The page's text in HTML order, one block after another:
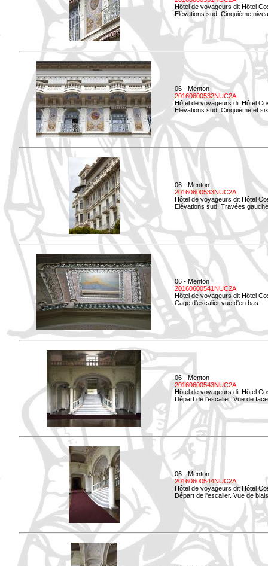
Hôtel de voyageurs dit Hôtel
Elévations sud. Cinquième
06 - Menton
20160600532NUC2A
Hôtel de voyageurs dit Hôtel
Elévations sud. Cinquième et
06 - Menton
20160600533NUC2A
Hôtel de voyageurs dit Hôtel
Elévations sud. Travées
06 - Menton
20160600541NUC2A
Hôtel de voyageurs dit Hôtel
Cage d'escalier vue d'en bas.
06 - Menton
20160600543NUC2A
Hôtel de voyageurs dit Hôtel
Départ de l'escalier. Vue de
06 - Menton
20160600544NUC2A
Hôtel de voyageurs dit Hôtel
Départ de l'escalier. Vue de